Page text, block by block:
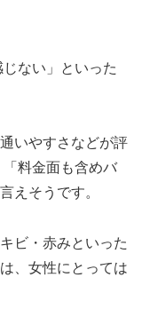
ない」といった
いやすさなどが評
料金面も含めバ
えそうです。
ビ・赤みといった
、女性にとっては